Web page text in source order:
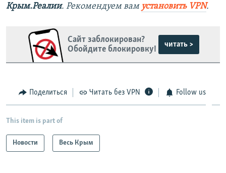
Крым.Реалии. Рекомендуем вам установить VPN.
Сайт заблокирован?
Обойдите блокировку!
читать >
Поделиться Читать без VPN Follow us
This item is part of
Новости Весь Крым